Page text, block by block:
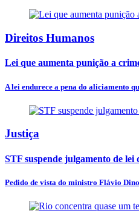
Direitos Humanos
Lei que aumenta punição a
A lei endurece a pena do aliciamento
Justiça
STF suspende julgamento de lei
Pedido de vista do ministro Flávio